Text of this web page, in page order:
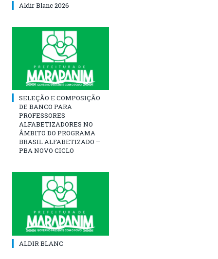
Aldir Blanc 2026
SELEÇÃO E COMPOSIÇÃO
DE BANCO PARA
PROFESSORES
ALFABETIZADORES NO
ÂMBITO DO PROGRAMA
BRASIL ALFABETIZADO –
PBA NOVO CICLO
ALDIR BLANC